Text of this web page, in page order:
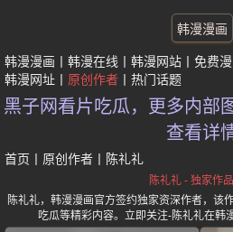
韩漫漫画
韩漫漫画 韩漫在线 韩漫网站 免费
韩漫网址
原创作者 热门话题
黑子网看片吃瓜，更多内部
查看详
首页 原创作者 陈礼礼
陈礼礼 - 独家作
陈礼礼，韩漫漫画官方签约独家资深作者，该
吃瓜等精彩内容。立即关注-陈礼礼在韩